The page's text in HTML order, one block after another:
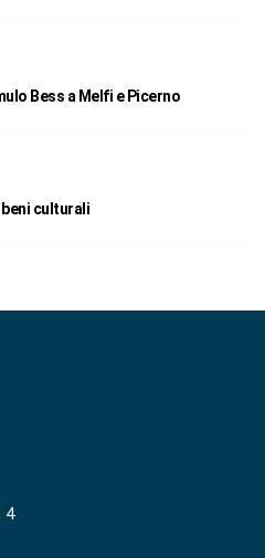
Bess a Melfi e Picerno
culturali
4